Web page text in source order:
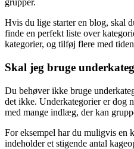
grupper.
Hvis du lige starter en blog, skal
finde en perfekt liste over
kategorier, og tilføj flere med
Skal jeg bruge
Du behøver ikke bruge
det ikke. Underkategorier er dog
med mange indlæg, der kan
For eksempel har du muligvis en
indeholder et stigende antal